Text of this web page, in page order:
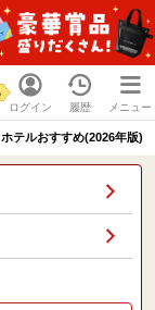
ログイン 履歴 メニュー
テルおすすめ(2026年版)